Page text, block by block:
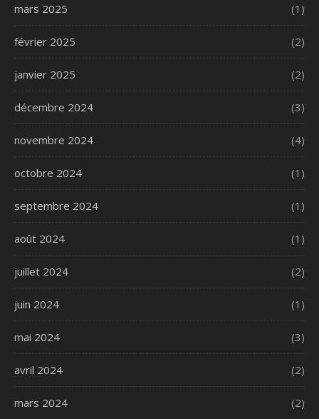
mars 2025 (1)
février 2025 (2)
janvier 2025 (2)
décembre 2024 (3)
novembre 2024 (4)
octobre 2024 (1)
septembre 2024 (1)
août 2024 (1)
juillet 2024 (2)
juin 2024 (1)
mai 2024 (3)
avril 2024 (2)
mars 2024 (2)